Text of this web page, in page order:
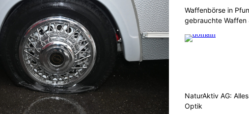
Waffenbörse in
gebrauchte Waffen
NaturAktiv AG:
Optik